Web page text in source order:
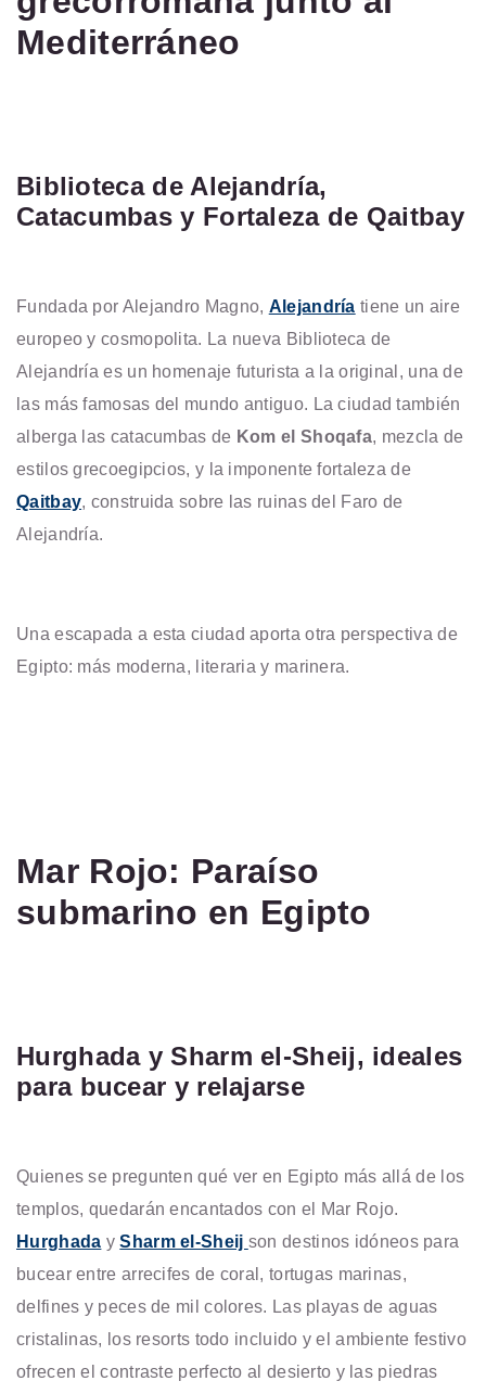
Mediterráneo
Biblioteca de Alejandría,
Catacumbas y Fortaleza de Qaitbay
Fundada por Alejandro Magno, Alejandría tiene un aire
europeo y cosmopolita. La nueva Biblioteca de
Alejandría es un homenaje futurista a la original, una de
las más famosas del mundo antiguo. La ciudad también
alberga las catacumbas de Kom el Shoqafa, mezcla de
estilos grecoegipcios, y la imponente fortaleza de
Qaitbay, construida sobre las ruinas del Faro de
Alejandría.
Una escapada a esta ciudad aporta otra perspectiva de
Egipto: más moderna, literaria y marinera.
Mar Rojo: Paraíso
submarino en Egipto
Hurghada y Sharm el-Sheij, ideales
para bucear y relajarse
Quienes se pregunten qué ver en Egipto más allá de los
templos, quedarán encantados con el Mar Rojo.
Hurghada ySharm el-Sheij son destinos idóneos para
bucear entre arrecifes de coral, tortugas marinas,
delfines y peces de mil colores. Las playas de aguas
cristalinas, los resorts todo incluido y el ambiente festivo
ofrecen el contraste perfecto al desierto y las piedras